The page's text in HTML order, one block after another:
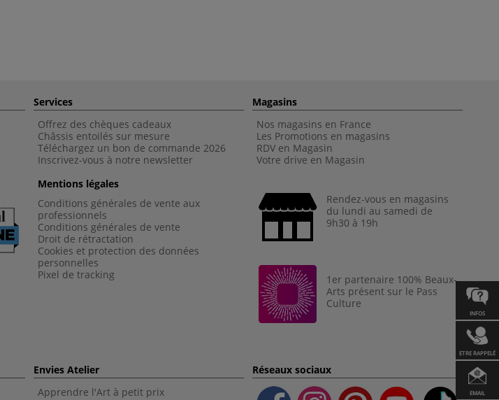
INFOS
ETRE RAPPELÉ
EMAIL
Services
Offrez des chèques cadeaux
Châssis entoilés sur mesure
Téléchargez un bon de commande 2026
Inscrivez-vous à notre newsletter
Mentions légales
Conditions générales de vente aux
professionnels
Conditions générales de vente
Droit de rétractation
Cookies et protection des données
personnelles
Pixel de tracking
Magasins
Nos magasins en France
Les Promotions en magasins
RDV en Magasin
Votre drive en Magasin
Rendez-vous en magasins
du lundi au samedi de
9h30 à 19h
1er partenaire 100% Beaux-
Arts présent sur le Pass
Culture
Envies Atelier
Apprendre l'Art à petit prix
Réseaux sociaux